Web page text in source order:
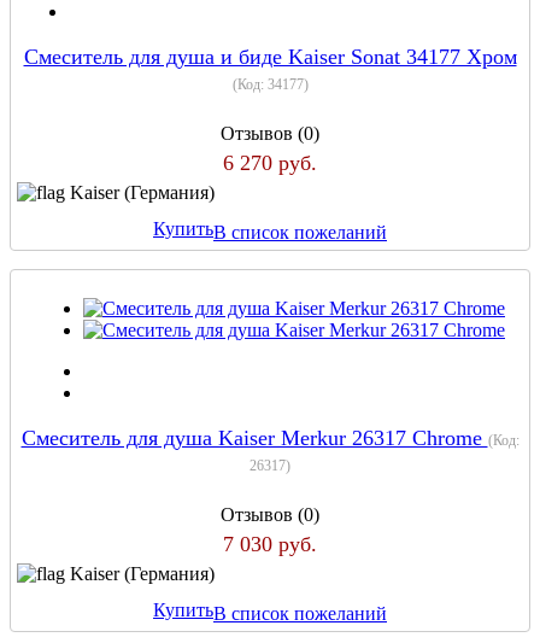
Смеситель для душа и биде Kaiser Sonat 34177 Хром
(Код: 34177)
Отзывов (0)
6 270 руб.
Kaiser (Германия)
КупитьВ список пожеланий
Смеситель для душа Kaiser Merkur 26317 Chrome (Код:
26317)
Отзывов (0)
7 030 руб.
Kaiser (Германия)
КупитьВ список пожеланий